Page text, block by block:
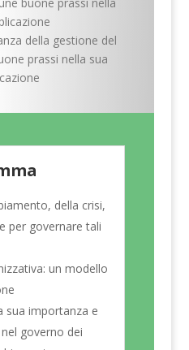
della gestione del
prassi nella sua
della crisi,
per governare tali
un modello
sua importanza e
governo dei